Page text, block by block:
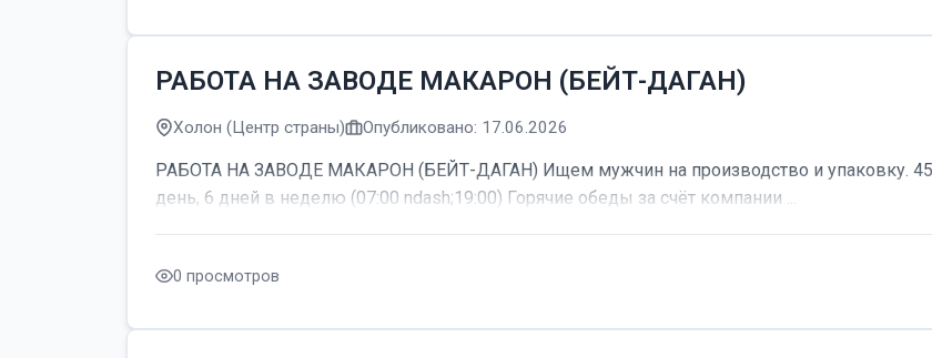
РАБОТА НА ЗАВОДЕ МАКАРОН (БЕЙТ-ДАГАН)
Холон (Центр страны) Опубликовано: 17.06.2026
РАБОТА НА ЗАВОДЕ МАКАРОН (БЕЙТ-ДАГАН) Ищем мужчин на производство и упаковку. 45
день, 6 дней в неделю (07:00 ndash;19:00) Горячие обеды за счёт компании ...
0 просмотров